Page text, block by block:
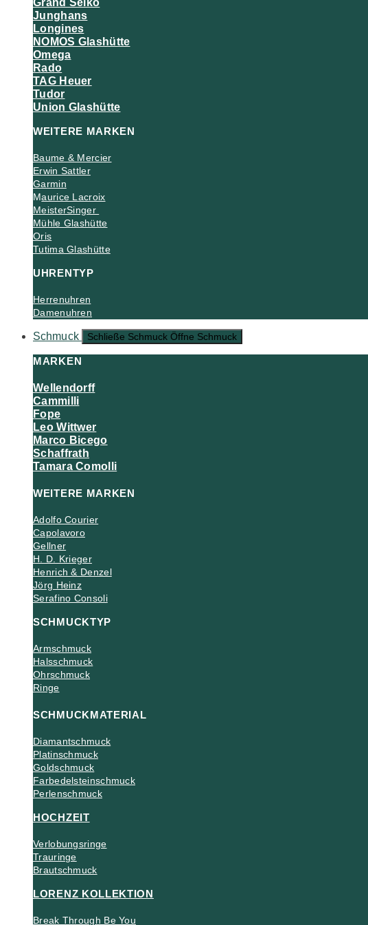
Grand Seiko
Junghans
Longines
NOMOS Glashütte
Omega
Rado
TAG Heuer
Tudor
Union Glashütte
WEITERE MARKEN
Baume & Mercier
Erwin Sattler
Garmin
Maurice Lacroix
MeisterSinger
Mühle Glashütte
Oris
Tutima Glashütte
UHRENTYP
Herrenuhren
Damenuhren
Schmuck Schließe Schmuck Öffne Schmuck
MARKEN
Wellendorff
Cammilli
Fope
Leo Wittwer
Marco Bicego
Schaffrath
Tamara Comolli
WEITERE MARKEN
Adolfo Courier
Capolavoro
Gellner
H. D. Krieger
Henrich & Denzel
Jörg Heinz
Serafino Consoli
SCHMUCKTYP
Armschmuck
Halsschmuck
Ohrschmuck
Ringe
SCHMUCKMATERIAL
Diamantschmuck
Platinschmuck
Goldschmuck
Farbedelsteinschmuck
Perlenschmuck
HOCHZEIT
Verlobungsringe
Trauringe
Brautschmuck
LORENZ KOLLEKTION
Break Through Be You